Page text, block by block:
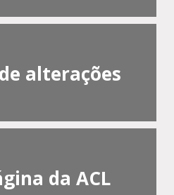
alterações
da ACL